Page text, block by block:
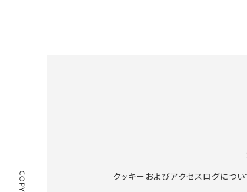
クッキーおよびアクセスログについ